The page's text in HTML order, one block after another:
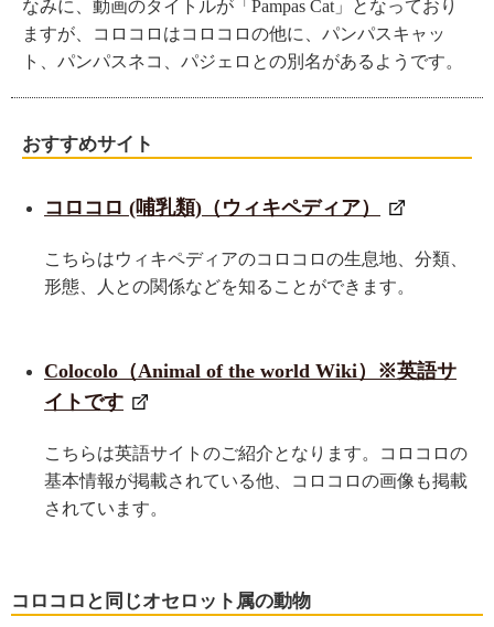
なみに、動画のタイトルが「Pampas Cat」となっており
ますが、コロコロはコロコロの他に、パンパスキャッ
ト、パンパスネコ、パジェロとの別名があるようです。
おすすめサイト
コロコロ (哺乳類)（ウィキペディア）
こちらはウィキペディアのコロコロの生息地、分類、
形態、人との関係などを知ることができます。
Colocolo（Animal of the world Wiki）※英語サ
イトです
こちらは英語サイトのご紹介となります。コロコロの
基本情報が掲載されている他、コロコロの画像も掲載
されています。
コロコロと同じオセロット属の動物